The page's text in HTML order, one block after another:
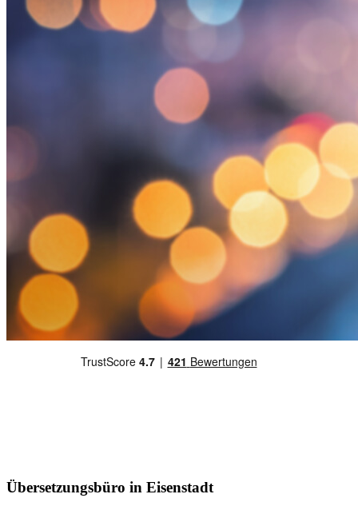
Übersetzungsbüro in Eisenstadt